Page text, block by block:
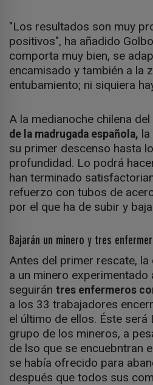
"Los resultados son muy
positivos", ha añadido
comporta muy bien, se
encamisado y también a la
entubamiento; ni siquiera
A la medianoche chilena
de la madrugada española,
su primer descenso hasta
profundidad. Lo podrá
han terminado
refuerzo con tubos de
por el que ha de subir y
Bajarán un minero y tres
Antes del primer rescate,
a un minero experimentado
seguirán tres enfermeros
a los 33 trabajadores
el último de ellos. Éste será
grupo de los mineros, a
de lso que se encuebntran
se había ofrecido para
después que todos sus